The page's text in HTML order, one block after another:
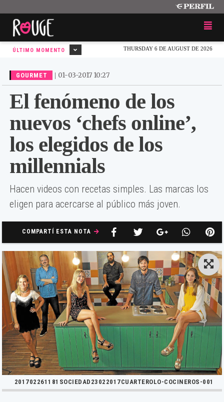
THURSDAY 6 DE AUGUST DE 2026
ÚLTIMO MOMENTO
GOURMET | 01-03-2017 10:27
El fenómeno de los
nuevos ‘chefs online’,
los elegidos de los
millennials
Hacen videos con recetas simples. Las marcas los
eligen para acercarse al público más joven.
COMPARTÍ ESTA NOTA
201702261181SOCIEDAD23022017CUARTEROLO-COCINEROS-001